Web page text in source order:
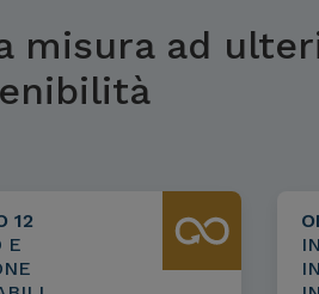
misura ad
12
E